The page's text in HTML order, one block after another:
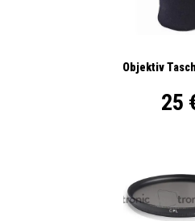
Objektiv
25